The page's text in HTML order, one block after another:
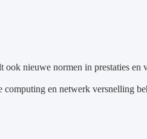
nieuwe normen in prestaties en
en netwerk versnelling